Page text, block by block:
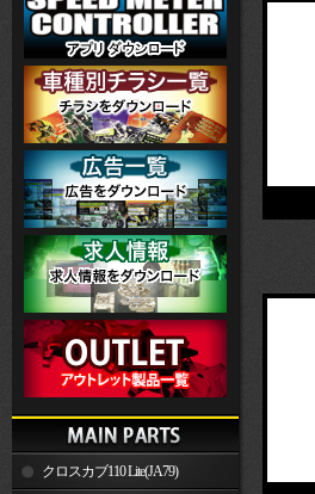
クロスカブ110 Lite(JA79)